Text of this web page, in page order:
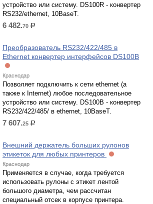
устройство или систему. DS100R - конвертер
RS232/ethernet, 10BaseT.
6 482.70 р.
Преобразователь RS232/422/485 в
Ethernet конвертер интерфейсов DS100B
Краснодар
Позволяет подключить к сети ethernet (а
также к Internet) любое последовательное
устройство или систему. DS100B - конвертер
RS232/422/485/ в ethernet, 10BaseT.
7 607.25 р.
Внешний держатель больших рулонов
этикеток для любых принтеров
Краснодар
Применяется в случае, когда требуется
использовать рулоны с этикет лентой
большого диаметра, чем рассчитан
специальный отсек в корпусе принтера.